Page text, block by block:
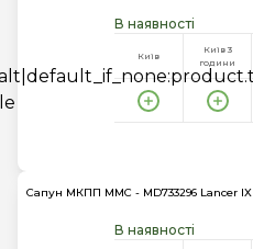
В наявності
Київ
Київ 3
години
Сапун МКПП MMC - MD733296 Lancer IX
В наявності